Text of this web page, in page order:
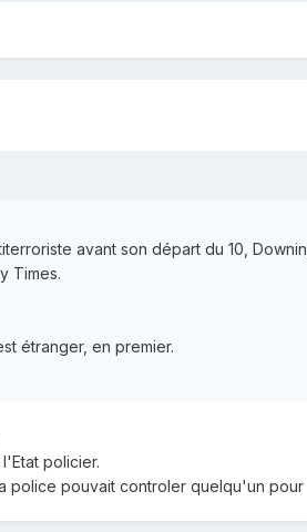
avant son départ du 10,
Times.
étranger, en premier.
policier.
police pouvait controler quelqu'un pour